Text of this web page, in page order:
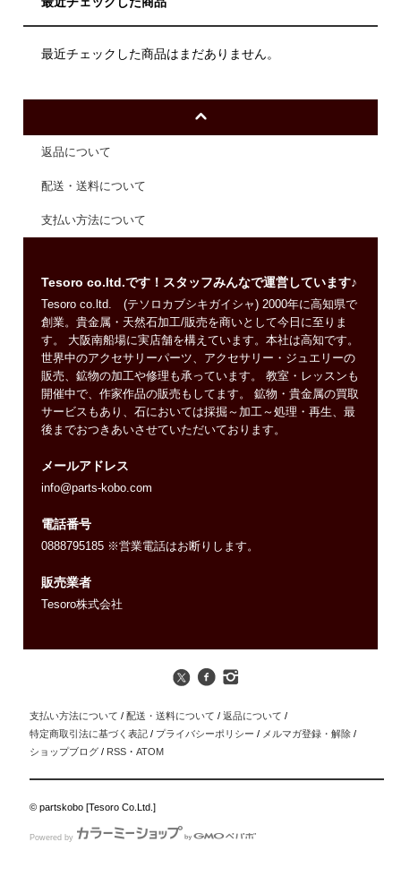
最近チェックした商品はまだありません。
返品について
配送・送料について
支払い方法について
Tesoro co.ltd.です！スタッフみんなで運営しています♪
Tesoro co.ltd. (テソロカブシキガイシャ) 2000年に高知県で
創業。貴金属・天然石加工/販売を商いとして今日に至りま
す。 大阪南船場に実店舗を構えています。本社は高知です。
世界中のアクセサリーパーツ、アクセサリー・ジュエリーの
販売、鉱物の加工や修理も承っています。 教室・レッスンも
開催中で、作家作品の販売もしてます。 鉱物・貴金属の買取
サービスもあり、石においては採掘～加工～処理・再生、最
後までおつきあいさせていただいております。
メールアドレス
info@parts-kobo.com
電話番号
0888795185 ※営業電話はお断りします。
販売業者
Tesoro株式会社
支払い方法について / 配送・送料について / 返品について /
特定商取引法に基づく表記 / プライバシーポリシー / メルマガ登録・解除 /
ショップブログ / RSS ・ATOM
© partskobo [Tesoro Co.Ltd.]
Powered by